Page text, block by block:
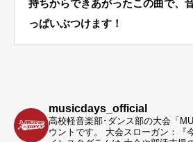
持ちからできあがったこの曲で、
っぱいぶつけます！
musicdays_official
高校軽音楽部･ダンス部の大会「
ウントです。
大会スローガン：『